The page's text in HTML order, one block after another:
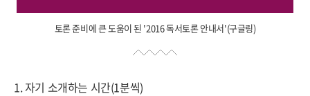
토론 준비에 큰 도움이 된 '2016 독서토론 안내서'(구글링)
1.자기 소개하는 시간(1분씩)